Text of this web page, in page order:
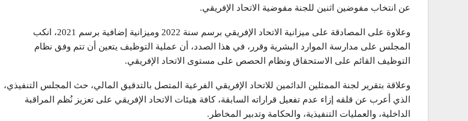
عن انتخاب مفوضين اثنين للجنة مفوضية الاتحاد الإفريقي.
وعلاوة على المصادقة على ميزانية الاتحاد الإفريقي برسم سنة 2022 وميزانية إضافية برسم 2021، انكب
المجلس على مدارسة الموارد البشرية وقرر، في هذا الصدد، أن عملية التوظيف يتعين أن تتم وفق نظام
التوظيف القائم على الاستحقاق ونظام الحصص على مستوى الاتحاد الإفريقي.
وعلاقة بتقرير لجنة الممثلين الدائمين للاتحاد الإفريقي الفرعية المتصل بالتدقيق المالي، حث المجلس التنفيذي،
الذي أعرب عن قلقه إزاء عدم تفعيل قراراته السابقة، كافة هيئات الاتحاد الإفريقي على تعزيز نُظم المراقبة
الداخلية، والعمليات التنفيذية، والحكامة وتدبير المخاطر.